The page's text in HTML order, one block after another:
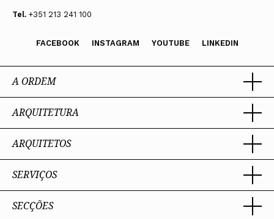
Tel. +351 213 241 100
FACEBOOK INSTAGRAM YOUTUBE LINKEDIN
A ORDEM
Ordem dos Arquitectos
Sobre a OA
Legado
Estatuto e Regulamentos
Comissões Técnicas
Membros Honorários
Instrumentos de gestão
ARQUITETURA
Trabalhar com Arquiteto
Porquê um Arquiteto
Boas práticas
PIAAP
ARQUITETOS
Sobre a profissão
Competências Profissionais
Admissão e Inscrição na OA
SERVIÇOS
Encomenda
SECÇÕES